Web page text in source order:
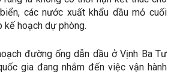
các nước xuất khẩu dầu mỏ cuối
hoạch dự phòng.
đường ống dẫn dầu ở Vịnh Ba Tư
gia đang nhắm đến việc vận hành